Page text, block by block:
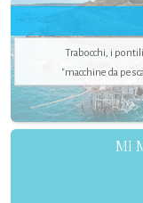
Trabocchi, i pontili
"macchine da
MI